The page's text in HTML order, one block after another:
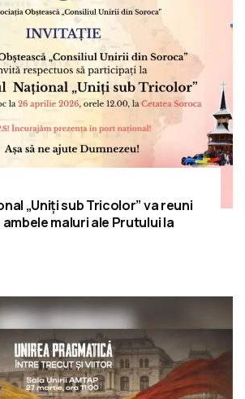
„Uniți sub Tricolor” va reuni
maluri ale Prutului la